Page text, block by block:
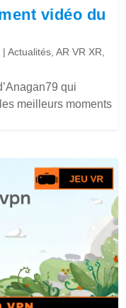
vidéo du
|Actualités ,AR VR XR
qui
meilleurs moments